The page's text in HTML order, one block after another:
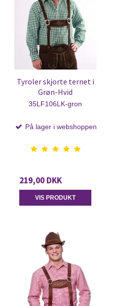
Tyroler skjorte ternet i
Grøn-Hvid
35LF106LK-gron
På lager i webshoppen
219,00 DKK
VIS PRODUKT